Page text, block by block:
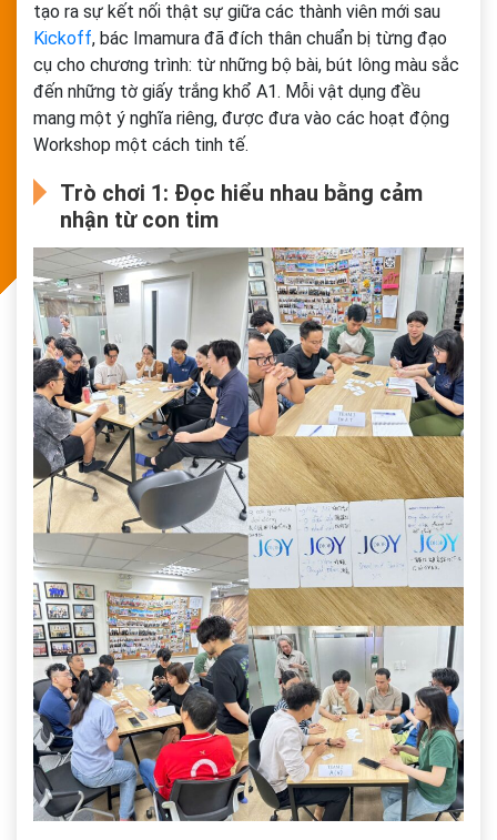
tạo ra sự kết nối thật sự giữa các thành viên mới sau
Kickoff, bác Imamura đã đích thân chuẩn bị từng đạo
cụ cho chương trình: từ những bộ bài, bút lông màu sắc
đến những tờ giấy trắng khổ A1. Mỗi vật dụng đều
mang một ý nghĩa riêng, được đưa vào các hoạt động
Workshop một cách tinh tế.
Trò chơi 1: Đọc hiểu nhau bằng cảm
nhận từ con tim